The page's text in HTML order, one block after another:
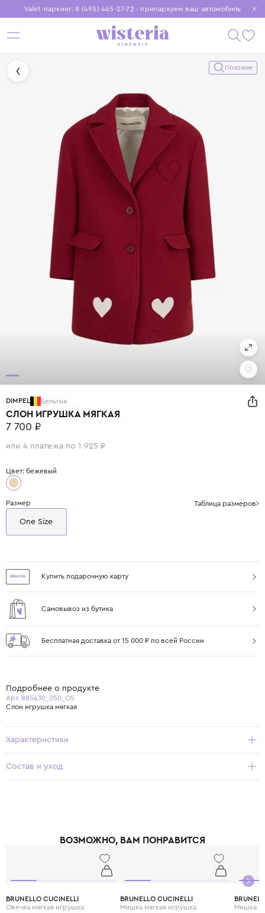
Valet-паркинг: 8 (495) 445-27-72 - припаркуем ваш автомобиль
Бесплатная доставка при заказе от 15 000 ₽
Установите приложение, чтобы покупки были еще удобнее
Похожие
DIMPEL Бельгия
СЛОН ИГРУШКА МЯГКАЯ
7 700 ₽
или 4 платежа по 1 925 ₽
Цвет: бежевый
Размер Таблица размеров
One Size
Купить подарочную карту
Самовывоз из бутика
Бесплатная доставка от 15 000 ₽ по всей России
Подробнее о продукте
Арт. 885430_050_OS
Слон игрушка мягкая
Характеристики
Состав и уход
ВОЗМОЖНО, ВАМ ПОНРАВИТСЯ
BRUNELLO CUCINELLI
Овечка мягкая игрушка
BRUNELLO CUCINELLI
Мишка мягкая игрушка Мишка